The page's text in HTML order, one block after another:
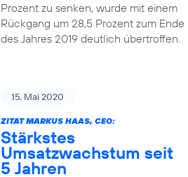
Prozent zu senken, wurde mit einem
Rückgang um 28,5 Prozent zum Ende
des Jahres 2019 deutlich übertroffen.
15. Mai 2020
ZITAT MARKUS HAAS, CEO:
Stärkstes
Umsatzwachstum seit
5 Jahren